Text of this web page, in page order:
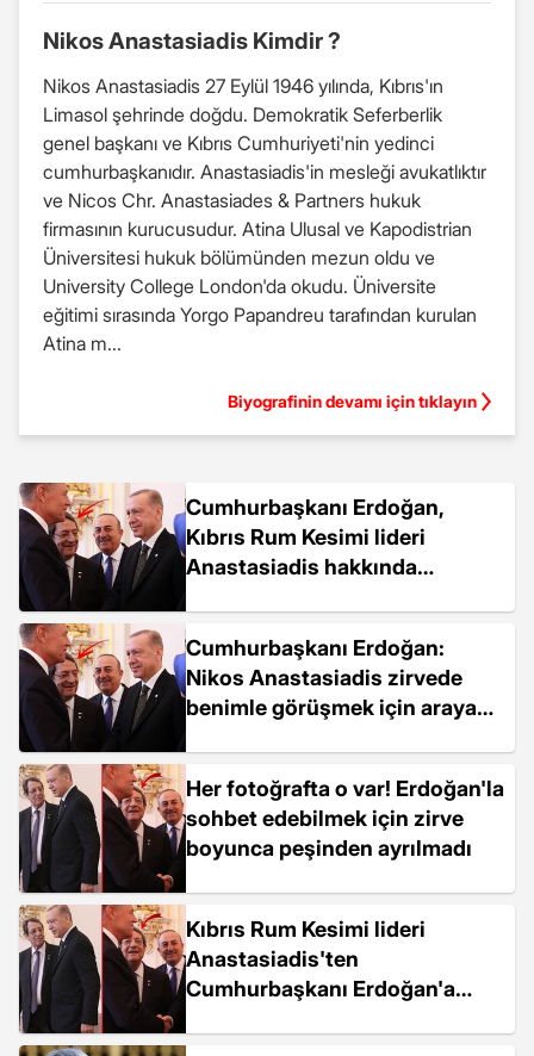
Nikos Anastasiadis Kimdir ?
Nikos Anastasiadis 27 Eylül 1946 yılında, Kıbrıs'ın
Limasol şehrinde doğdu. Demokratik Seferberlik
genel başkanı ve Kıbrıs Cumhuriyeti'nin yedinci
cumhurbaşkanıdır. Anastasiadis'in mesleği avukatlıktır
ve Nicos Chr. Anastasiades & Partners hukuk
firmasının kurucusudur. Atina Ulusal ve Kapodistrian
Üniversitesi hukuk bölümünden mezun oldu ve
University College London'da okudu. Üniversite
eğitimi sırasında Yorgo Papandreu tarafından kurulan
Atina m...
Biyografinin devamı için tıklayın
Cumhurbaşkanı Erdoğan,
Kıbrıs Rum Kesimi lideri
Anastasiadis hakkında
birilerini de soktu
Cumhurbaşkanı Erdoğan:
Nikos Anastasiadis zirvede
benimle görüşmek için araya
Her fotoğrafta o var! Erdoğan'la
sohbet edebilmek için zirve
boyunca peşinden ayrılmadı
Kıbrıs Rum Kesimi lideri
Anastasiadis'ten
Cumhurbaşkanı Erdoğan'a